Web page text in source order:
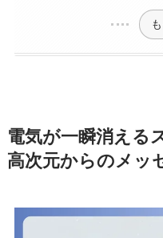
電気が一瞬消える
高次元からのメッ